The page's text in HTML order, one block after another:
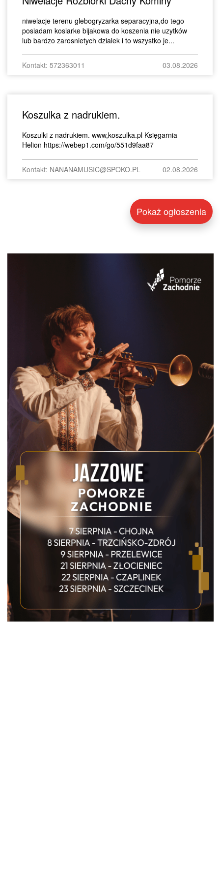
niwelacje terenu glebogryzarka separacyjna,do tego
posiadam kosiarke bijakowa do koszenia nie uzytków
lub bardzo zarosnietych dzialek i to wszystko je...
Kontakt: 572363011 03.08.2026
Koszulka z nadrukiem.
Koszulki z nadrukiem. www,koszulka.pl Księgarnia
Helion https://webep1.com/go/551d9faa87
Kontakt: NANANAMUSIC@SPOKO.PL 02.08.2026
Pokaż ogłoszenia